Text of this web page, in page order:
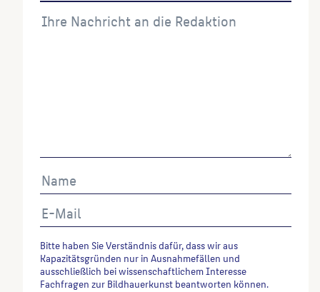
Bitte haben Sie Verständnis dafür, dass wir aus
Kapazitätsgründen nur in Ausnahmefällen und
ausschließlich bei wissenschaftlichem Interesse
Fachfragen zur Bildhauerkunst beantworten können.